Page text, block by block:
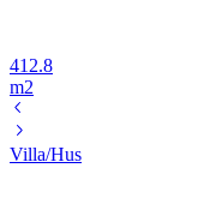
412.8
m2
Villa/Hus